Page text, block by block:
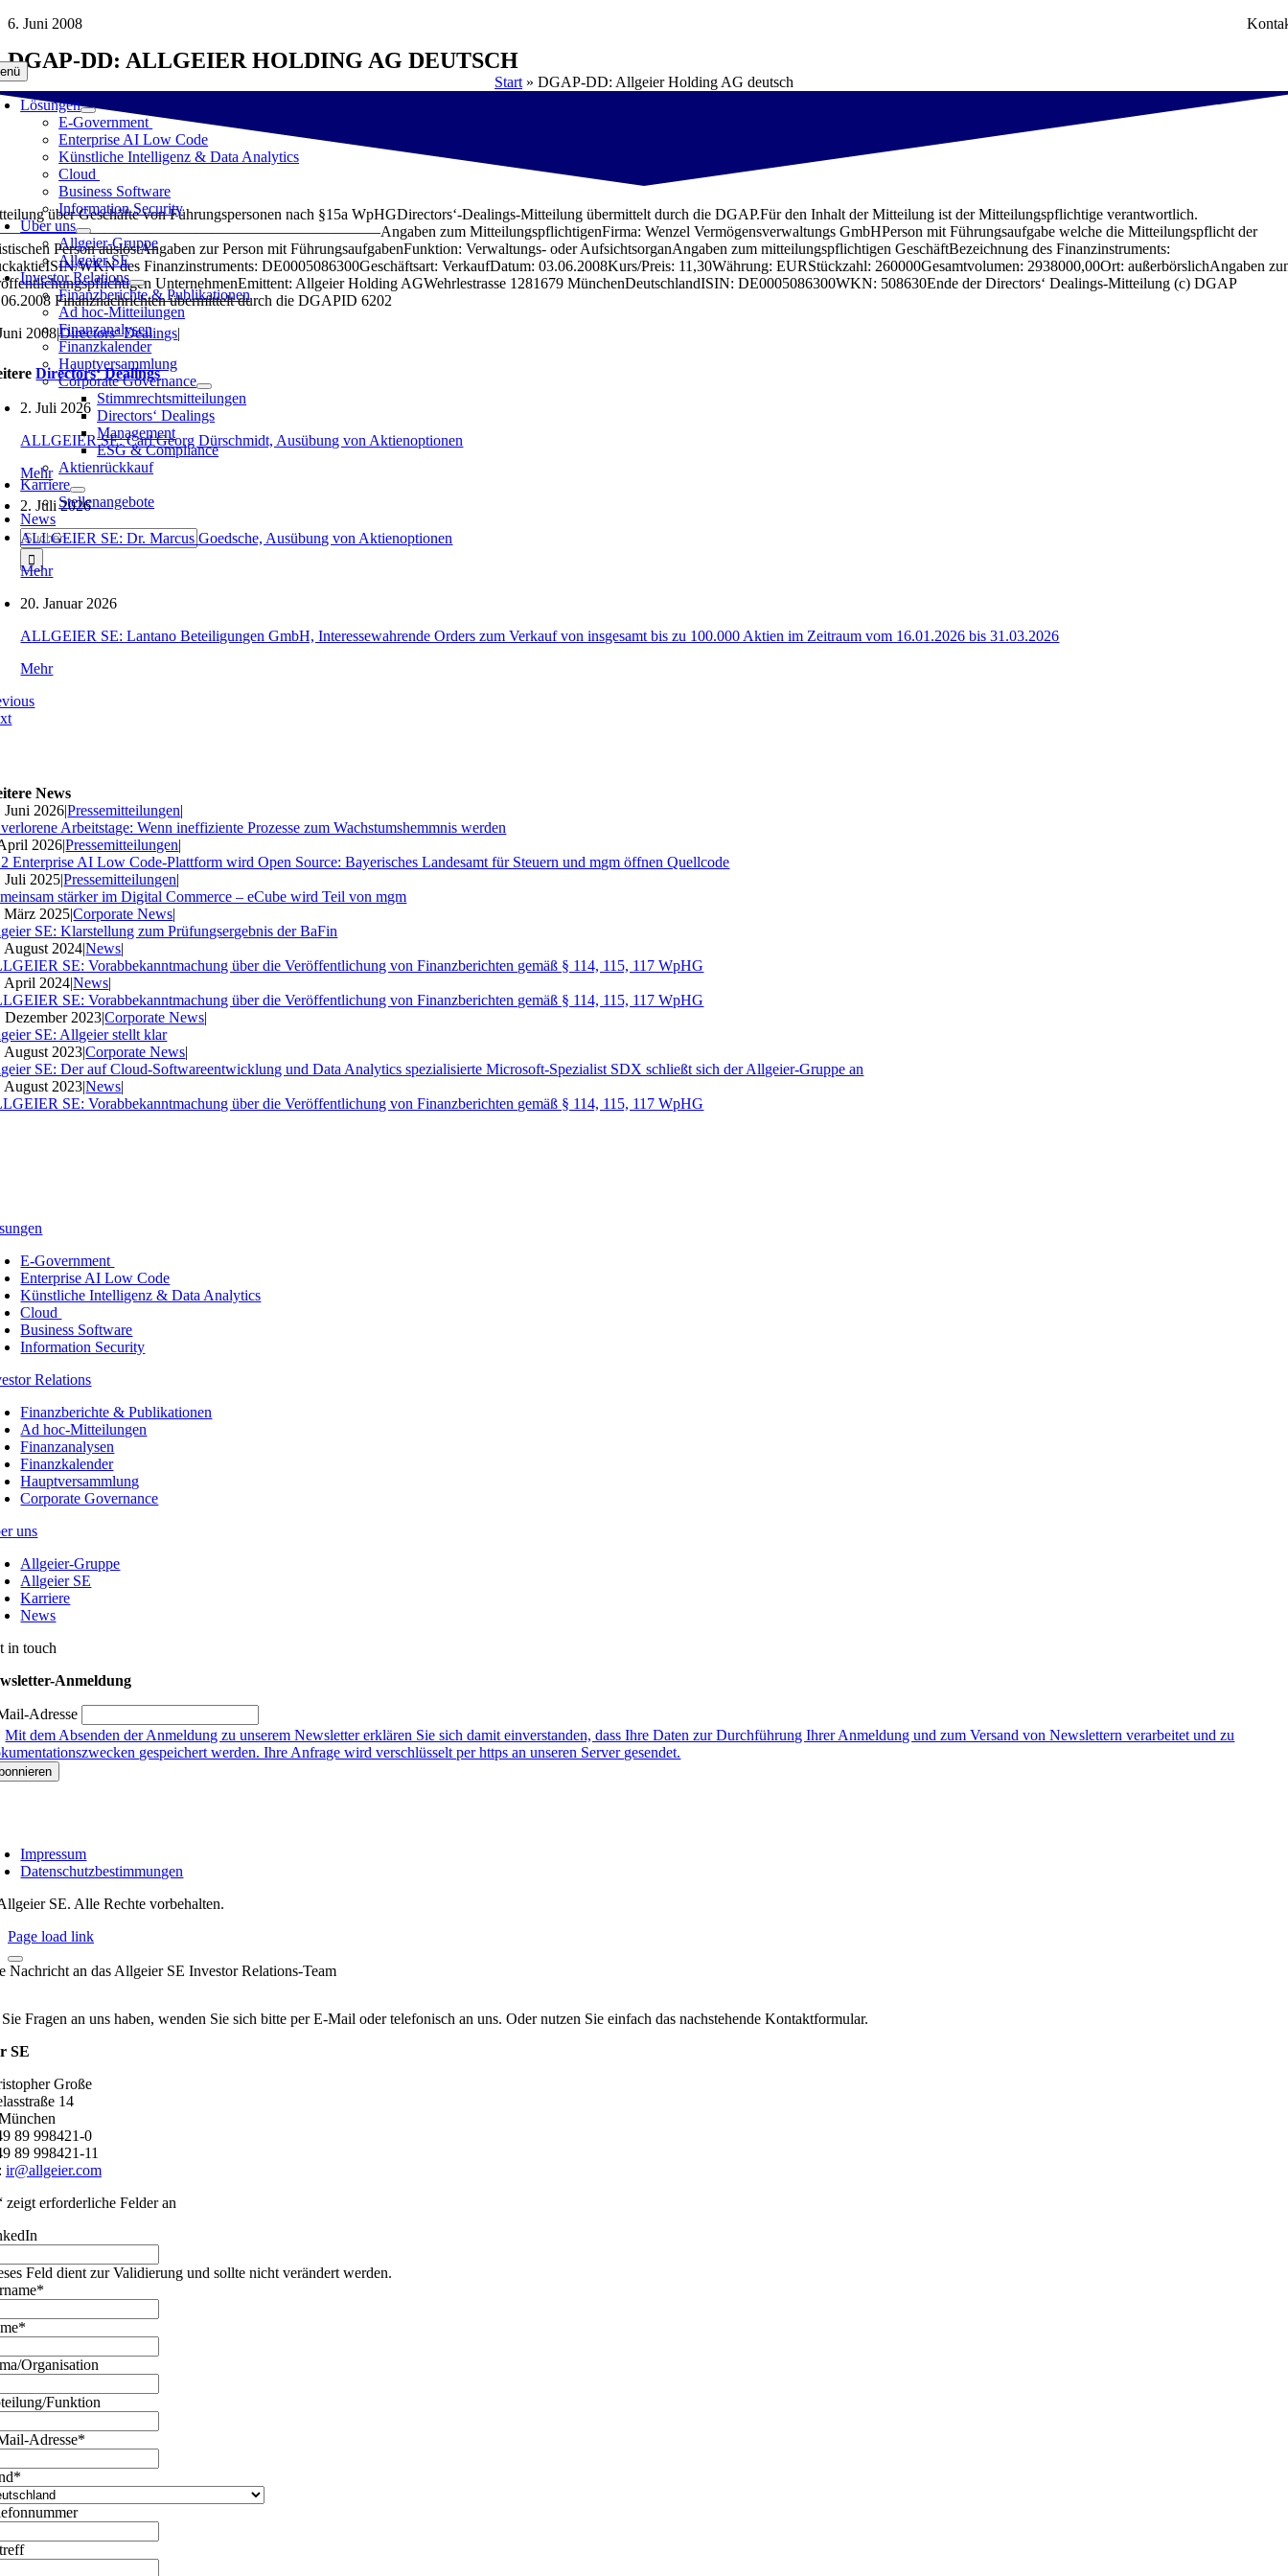
Zum
springen
Lösungen
E-Government
Enterprise AI Low Code
Künstliche Intelligenz & Data Analytics
Cloud
Business Software
Information Security
Über uns
Allgeier-Gruppe
Allgeier SE
Investor Relations
Finanzberichte & Publikationen
Ad hoc-Mitteilungen
Finanzanalysen
Finanzkalender
Hauptversammlung
Corporate Governance
Stimmrechtsmitteilungen
Directors‘ Dealings
Management
ESG & Compliance
Aktienrückkauf
Karriere
Stellenangebote
News
Suche
nach:
6. Juni 2008
DGAP-DD: ALLGEIER HOLDING AG DEUTSCH
Start » DGAP-DD: Allgeier Holding AG deutsch
über Geschäfte von Führungspersonen nach §15a WpHGDirectors‘-Dealings-Mitteilung übermittelt durch die DGAP.Für den Inhalt der Mitteilung ist der Mitteilungspflichtige verantwortlich.
zum MitteilungspflichtigenFirma: Wenzel Vermögensverwaltungs GmbHPerson mit Führungsaufgabe welche die Mitteilungspflicht der
Person auslöstAngaben zur Person mit FührungsaufgabenFunktion: Verwaltungs- oder AufsichtsorganAngaben zum mitteilungspflichtigen GeschäftBezeichnung des Finanzinstruments:
WKN des Finanzinstruments: DE0005086300Geschäftsart: VerkaufDatum: 03.06.2008Kurs/Preis: 11,30Währung: EURStückzahl: 260000Gesamtvolumen: 2938000,00Ort: außerbörslichAngaben
UnternehmenEmittent: Allgeier Holding AGWehrlestrasse 1281679 MünchenDeutschlandISIN: DE0005086300WKN: 508630Ende der Directors‘ Dealings-Mitteilung (c) DGAP
Finanznachrichten übermittelt durch die DGAPID 6202
2008|Directors‘ Dealings|
Directors‘ Dealings
2. Juli 2026
ALLGEIER SE: Carl Georg Dürschmidt, Ausübung von Aktienoptionen
Mehr
2. Juli 2026
ALLGEIER SE: Dr. Marcus Goedsche, Ausübung von Aktienoptionen
Mehr
20. Januar 2026
ALLGEIER SE: Lantano Beteiligungen GmbH, Interessewahrende Orders zum Verkauf von insgesamt bis zu 100.000 Aktien im Zeitraum vom 16.01.2026 bis 31.03.2026
Mehr
News
Juni 2026|Pressemitteilungen|
Arbeitstage: Wenn ineffiziente Prozesse zum Wachstumshemmnis werden
2026|Pressemitteilungen|
Enterprise AI Low Code-Plattform wird Open Source: Bayerisches Landesamt für Steuern und mgm öffnen Quellcode
Juli 2025|Pressemitteilungen|
stärker im Digital Commerce – eCube wird Teil von mgm
März 2025|Corporate News|
SE: Klarstellung zum Prüfungsergebnis der BaFin
August 2024|News|
SE: Vorabbekanntmachung über die Veröffentlichung von Finanzberichten gemäß § 114, 115, 117 WpHG
April 2024|News|
SE: Vorabbekanntmachung über die Veröffentlichung von Finanzberichten gemäß § 114, 115, 117 WpHG
Dezember 2023|Corporate News|
SE: Allgeier stellt klar
August 2023|Corporate News|
SE: Der auf Cloud-Softwareentwicklung und Data Analytics spezialisierte Microsoft-Spezialist SDX schließt sich der Allgeier-Gruppe an
August 2023|News|
SE: Vorabbekanntmachung über die Veröffentlichung von Finanzberichten gemäß § 114, 115, 117 WpHG
E-Government
Enterprise AI Low Code
Künstliche Intelligenz & Data Analytics
Cloud
Business Software
Information Security
Relations
Finanzberichte & Publikationen
Ad hoc-Mitteilungen
Finanzanalysen
Finanzkalender
Hauptversammlung
Corporate Governance
uns
Allgeier-Gruppe
Allgeier SE
Karriere
News
in touch
Anmeldung
Adresse
Mit dem Absenden der Anmeldung zu unserem Newsletter erklären Sie sich damit einverstanden, dass Ihre Daten zur Durchführung Ihrer Anmeldung und zum Versand von Newslettern verarbeitet und zu
gespeichert werden. Ihre Anfrage wird verschlüsselt per https an unseren Server gesendet.
Impressum
Datenschutzbestimmungen
SE. Alle Rechte vorbehalten.
Page load link
Nachricht an das Allgeier SE Investor Relations-Team
Fragen an uns haben, wenden Sie sich bitte per E-Mail oder telefonisch an uns. Oder nutzen Sie einfach das nachstehende Kontaktformular.
SE
Große
14
89 998421-0
89 998421-11
ir@allgeier.com
zeigt erforderliche Felder an
Feld dient zur Validierung und sollte nicht verändert werden.
*
*
Organisation
Funktion
Adresse*
*